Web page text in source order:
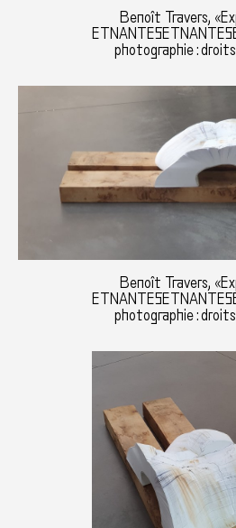
Benoît Travers,
photographie :
Benoît Travers,
photographie :